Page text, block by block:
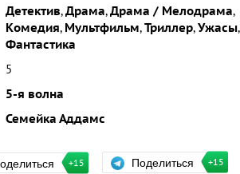
Детектив,Драма,Драма / Мелодрама,
Комедия, Мультфильм,Триллер,Ужасы,
Фантастика
5
5-я волна
Семейка Аддамс
+15 Поделиться +15